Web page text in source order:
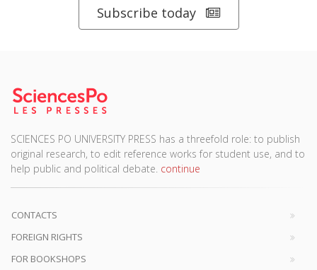
Subscribe today
SCIENCES PO UNIVERSITY PRESS has a threefold role: to publish
original research, to edit reference works for student use, and to
help public and political debate. continue
CONTACTS
FOREIGN RIGHTS
FOR BOOKSHOPS